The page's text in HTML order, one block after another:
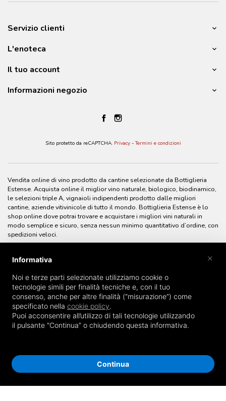
Servizio clienti
L'enoteca
Il tuo account
Informazioni negozio
Sito protetto da reCAPTCHA. Privacy-Termini e condizioni
Vendita online di vino prodotto da cantine selezionate da Bottiglieria
Estense. Acquista online il miglior vino naturale, biologico, biodinamico,
le selezioni triple A, vignaioli indipendenti prodotto dalle migliori
cantine, aziende vitivinicole di tutto il mondo. Bottiglieria Estense è lo
shop online dove potrai trovare e acquistare i migliori vini naturali in
modo semplice e sicuro, senza nessun minimo quantitativo d’ordine, con
spedizioni veloci.
© Bottiglieria Estense Enoteca - Enoteca online - P.IVA 0190313038
Informativa
Noi e terze parti selezionate utilizziamo cookie o
tecnologie simili per finalità tecniche e, con il tuo
consenso, anche per altre finalità (“misurazione”) come
specificato nella cookie policy.
Puoi acconsentire all’utilizzo di tali tecnologie utilizzando
il pulsante “Continua” o chiudendo questa informativa.
Continua
×